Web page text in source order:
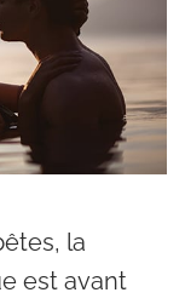
la
est avant